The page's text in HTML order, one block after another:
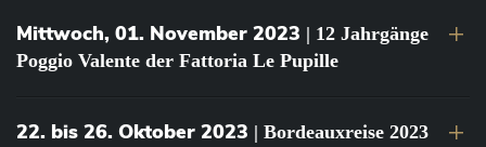
Mittwoch, 01. November 2023 | 12 Jahrgänge
Poggio Valente der Fattoria Le Pupille
22. bis 26. Oktober 2023 | Bordeauxreise 2023